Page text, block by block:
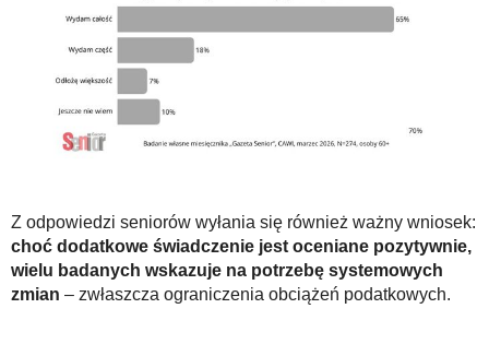
Z odpowiedzi seniorów wyłania się również ważny wniosek:
choć dodatkowe świadczenie jest oceniane pozytywnie,
wielu badanych wskazuje na potrzebę systemowych
zmian – zwłaszcza ograniczenia obciążeń podatkowych.